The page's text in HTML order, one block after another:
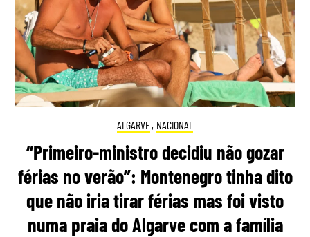
ALGARVE, NACIONAL
“Primeiro-ministro decidiu não gozar
férias no verão”: Montenegro tinha dito
que não iria tirar férias mas foi visto
numa praia do Algarve com a família